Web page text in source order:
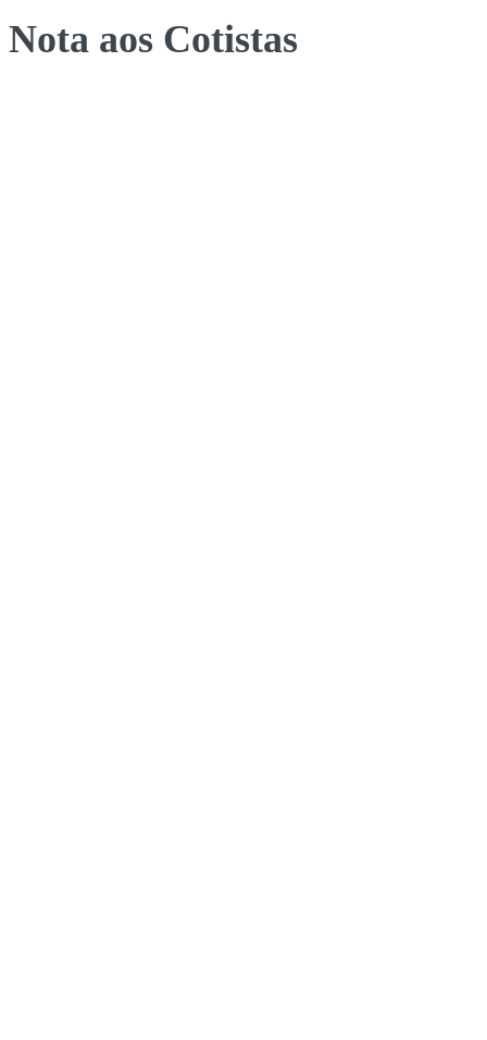
Nota aos Cotistas